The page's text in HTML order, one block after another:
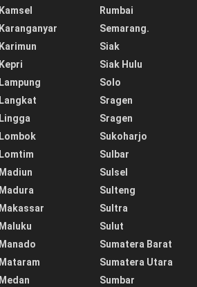
Kamsel
Karanganyar
Karimun
Kepri
Lampung
Langkat
Lingga
Lombok
Lomtim
Madiun
Madura
Makassar
Maluku
Manado
Mataram
Medan
Rumbai
Semarang.
Siak
Siak Hulu
Solo
Sragen
Sragen
Sukoharjo
Sulbar
Sulsel
Sulteng
Sultra
Sulut
Sumatera Barat
Sumatera Utara
Sumbar